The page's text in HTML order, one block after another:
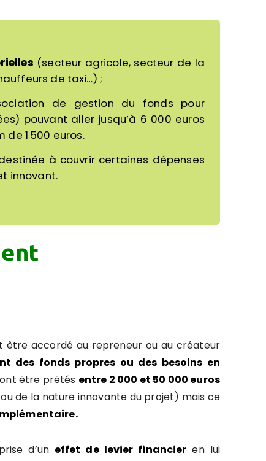
(secteur agricole, secteur de la
de taxi…) ;
de gestion du fonds pour
pouvant aller jusqu’à 6 000 euros
1 500 euros.
à couvrir certaines dépenses
innovant.
être accordé au repreneur ou au créateur
des fonds propres ou des besoins en
être prêtés entre 2 000 et 50 000 euros
de la nature innovante du projet) mais ce
d’un effet de levier financier en lui